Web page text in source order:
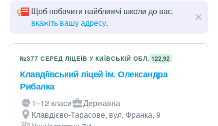
Щоб побачити найближчі школи до вас,
вкажіть вашу адресу.
№377 СЕРЕД ЛІЦЕЇВ У КИЇВСЬКІЙ ОБЛ. 122,92
Клавдіївський ліцей ім. Олександра
Рибалка
1–12 класи
Державна
Клавдієво-Тарасове, вул. Франка, 9